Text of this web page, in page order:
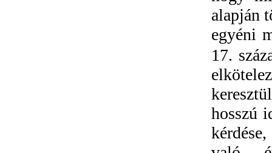
alapján
egyéni
17.
hosszú